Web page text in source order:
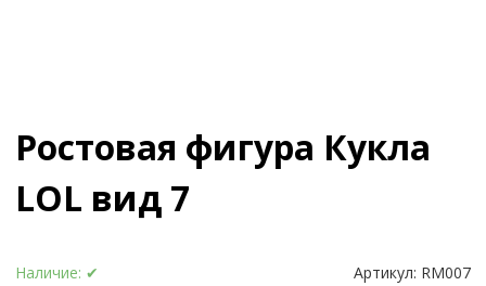
Ростовая фигура Кукла
LOL вид 7
Наличие: ✔ Артикул: RM007